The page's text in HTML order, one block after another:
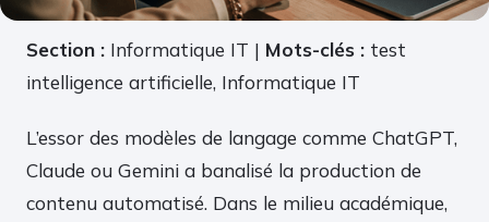
Section : Informatique IT | Mots-clés : test
intelligence artificielle, Informatique IT
L’essor des modèles de langage comme ChatGPT,
Claude ou Gemini a banalisé la production de
contenu automatisé. Dans le milieu académique,